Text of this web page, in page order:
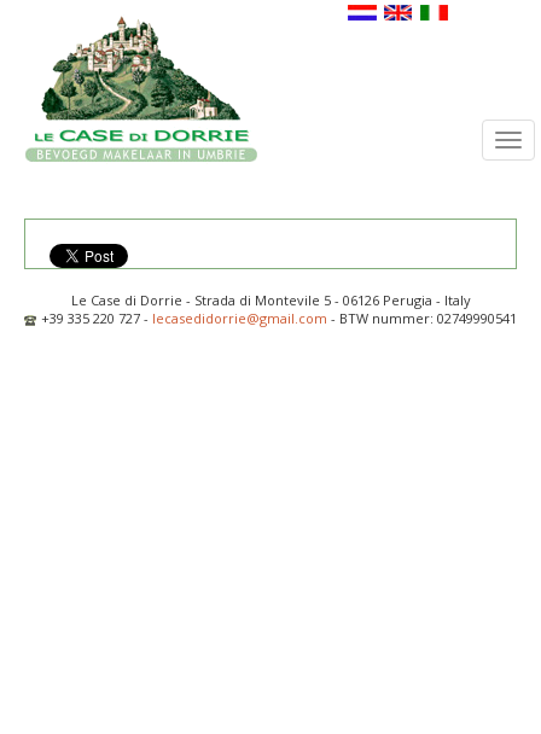
Le Case di Dorrie - Strada di Montevile 5 - 06126 Perugia - Italy
+39 335 220 727 - lecasedidorrie@gmail.com - BTW nummer: 02749990541